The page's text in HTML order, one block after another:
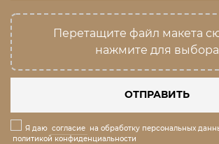
Перетащите файл макета
нажмите для выбора
ОТПРАВИТЬ
Я даю согласие на обработку персональных
политикой конфиденциальности